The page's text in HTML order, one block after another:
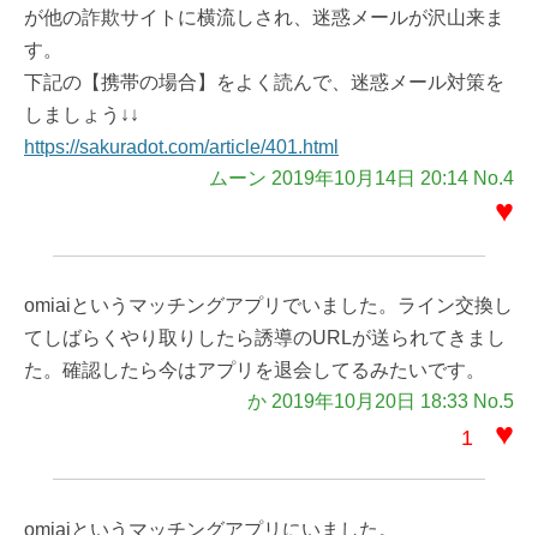
が他の詐欺サイトに横流しされ、迷惑メールが沢山来ま
す。
下記の【携帯の場合】をよく読んで、迷惑メール対策を
しましょう↓↓
https://sakuradot.com/article/401.html
ムーン 2019年10月14日 20:14 No.4
♥
omiaiというマッチングアプリでいました。ライン交換し
てしばらくやり取りしたら誘導のURLが送られてきまし
た。確認したら今はアプリを退会してるみたいです。
か 2019年10月20日 18:33 No.5
1 ♥
omiaiというマッチングアプリにいました。